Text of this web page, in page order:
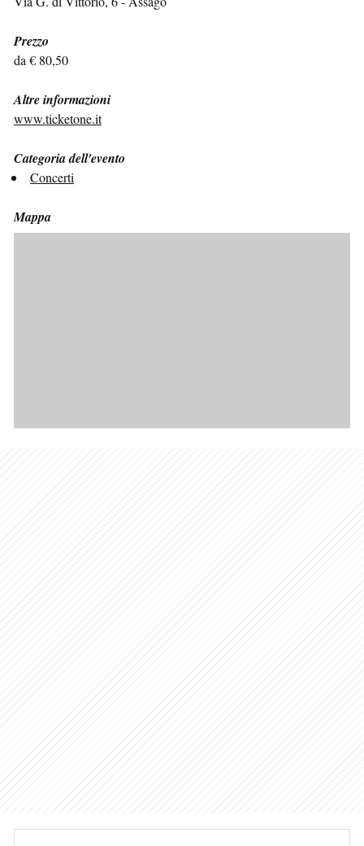
Prezzo
da € 80,50
Altre informazioni
www.ticketone.it
Categoria dell'evento
Concerti
Mappa